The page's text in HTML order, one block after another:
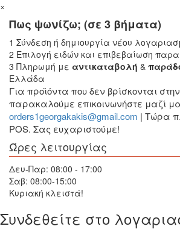
×
Πως ψωνίζω; (σε 3 βήματα)
1 Σύνδεση ή δημιουργία νέου
2 Επιλογή ειδών και επιβεβαίωση
3 Πληρωμή με αντικαταβολή &
Ελλάδα
Για προϊόντα που δεν βρίσκονται
παρακαλούμε επικοινωνήστε μαζί
orders1georgakakis@gmail.com | Τώρα
POS. Σας ευχαριστούμε!
Ώρες λειτουργίας
Δευ-Παρ: 08:00 - 17:00
Σαβ: 08:00-15:00
Κυριακή κλειστά!
Συνδεθείτε στο